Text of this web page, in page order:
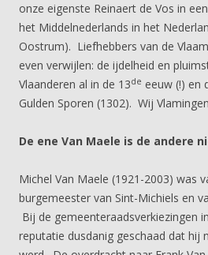
onze eigenste Reinaert de Vos in
het Middelnederlands in het
Oostrum). Liefhebbers van de
even verwijlen: de ijdelheid en
Vlaanderen al in de 13de eeuw (!) en
Gulden Sporen (1302). Wij
De ene Van Maele is de andere
Michel Van Maele (1921-2003) was
burgemeester van Sint-Michiels en
Bij de gemeenteraadsverkiezingen
reputatie dusdanig geschaad dat hij